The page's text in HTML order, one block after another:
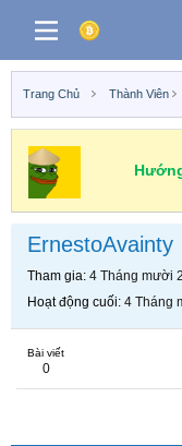
Trang Chủ Thành Viên
ErnestoAvainty
Tham gia 4 Tháng mười
Hoạt động cuối 4 Tháng
Bài viết
0